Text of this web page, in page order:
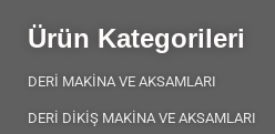
Ürün Kategorileri
DERİ MAKİNA VE AKSAMLARI
DERİ DİKİŞ MAKİNA VE AKSAMLARI